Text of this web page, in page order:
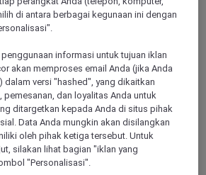
Centre Hotel
di antara berbagai kegunaan ini dengan
informasi untuk tujuan iklan
akan memproses email Anda (jika Anda
dalam versi "hashed", yang dikaitkan
pemesanan, dan loyalitas Anda untuk
ditargetkan kepada Anda di situs pihak
Data Anda mungkin akan disilangkan
oleh pihak ketiga tersebut. Untuk
silakan lihat bagian "iklan yang
"Personalisasi".